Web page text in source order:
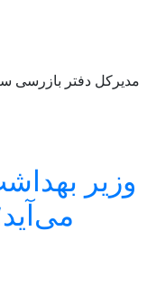
دفتر بازرسی